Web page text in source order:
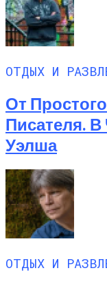
ОТДЫХ И
От
Писателя.
Уэлша
ОТДЫХ И